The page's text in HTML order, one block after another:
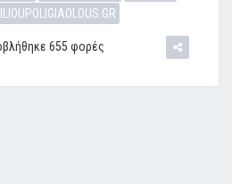
ILIOUPOLIGIAOLOUS.GR
655 φορές